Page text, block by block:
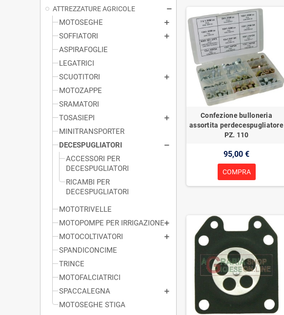
ATTREZZATURE AGRICOLE
MOTOSEGHE
SOFFIATORI
ASPIRAFOGLIE
LEGATRICI
SCUOTITORI
MOTOZAPPE
SRAMATORI
TOSASIEPI
MINITRANSPORTER
DECESPUGLIATORI
ACCESSORI PER
DECESPUGLIATORI
RICAMBI PER
DECESPUGLIATORI
MOTOTRIVELLE
MOTOPOMPE PER IRRIGAZIONE
MOTOCOLTIVATORI
SPANDICONCIME
TRINCE
MOTOFALCIATRICI
SPACCALEGNA
MOTOSEGHE STIGA
Confezione bulloneria
assortita perdecespugliatore
PZ. 110
95,00 €
COMPRA